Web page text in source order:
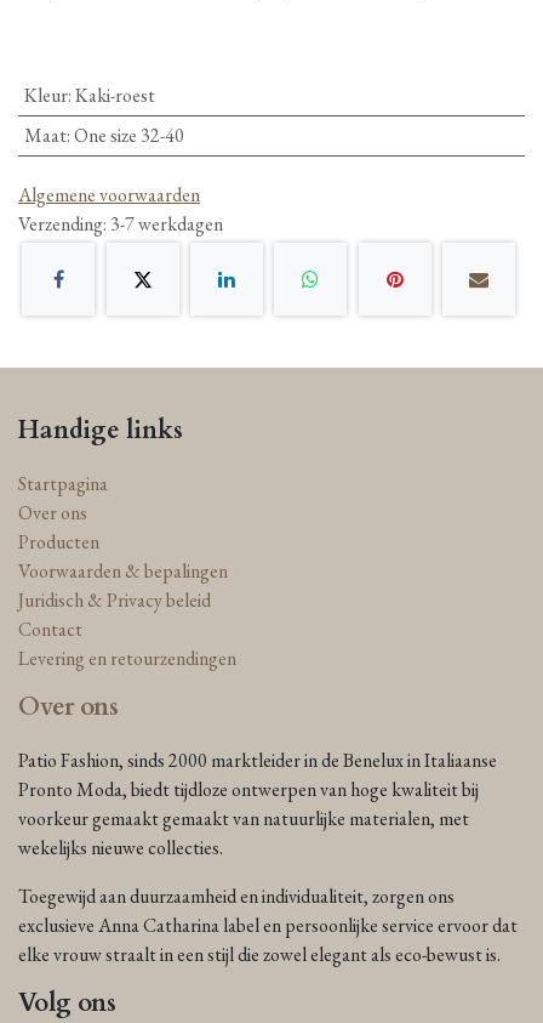
Kleur:Kaki-roest
Maat:One size 32-40
Algemene voorwaarden
Verzending: 3-7 werkdagen
Handige links
Startpagina
Over ons
Producten
Voorwaarden & bepalingen
Juridisch & Privacy beleid
Contact
Levering en retourzendingen
Over ons
Patio Fashion, sinds 2000 marktleider in de Benelux in Italiaanse
Pronto Moda, biedt tijdloze ontwerpen van hoge kwaliteit bij
voorkeur gemaakt gemaakt van natuurlijke materialen, met
wekelijks nieuwe collecties.
Toegewijd aan duurzaamheid en individualiteit, zorgen ons
exclusieve Anna Catharina label en persoonlijke service ervoor dat
elke vrouw straalt in een stijl die zowel elegant als eco-bewust is.
Volg ons